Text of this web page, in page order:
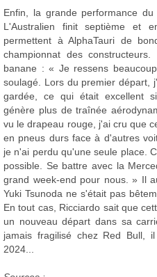
Enfin, la grande performance
L'Australien finit septième et
permettent à AlphaTauri de
championnat des
banane : « Je ressens
soulagé. Lors du premier départ,
gardée, ce qui était excellent
génère plus de traînée
vu le drapeau rouge, j'ai cru que
en pneus durs face à d'autres
je n'ai perdu qu'une seule place.
possible. Se battre avec la
grand week-end pour nous. » Il
Yuki Tsunoda ne s'était pas
En tout cas, Ricciardo sait que
un nouveau départ dans sa
jamais fragilisé chez Red Bull,
2024...